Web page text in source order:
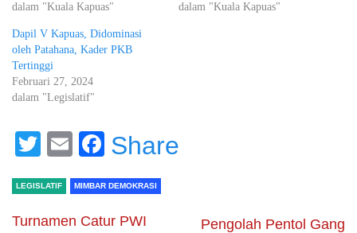
dalam "Kuala Kapuas" dalam "Kuala Kapuas"
Dapil V Kapuas, Didominasi
oleh Patahana, Kader PKB
Tertinggi
Februari 27, 2024
dalam "Legislatif"
Twitter
EmailFacebook
Share
LEGISLATIF MIMBAR DEMOKRASI
Turnamen Catur PWI
Pengolah Pentol Gang